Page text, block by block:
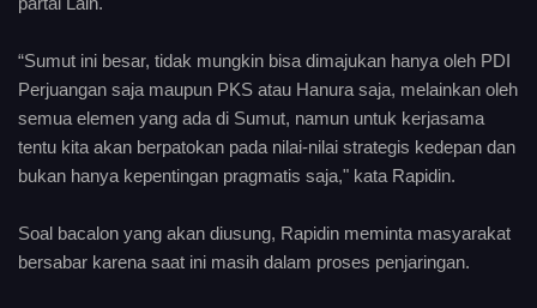
“Sumut ini besar, tidak mungkin bisa dimajukan hanya oleh PDI
Perjuangan saja maupun PKS atau Hanura saja, melainkan oleh
semua elemen yang ada di Sumut, namun untuk kerjasama
tentu kita akan berpatokan pada nilai-nilai strategis kedepan dan
bukan hanya kepentingan pragmatis saja," kata Rapidin.
Soal bacalon yang akan diusung, Rapidin meminta masyarakat
bersabar karena saat ini masih dalam proses penjaringan.